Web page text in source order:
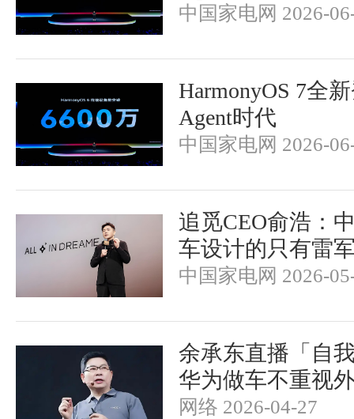
中国家电网 2026-
HarmonyOS 7全
Agent时代
中国家电网 2026-
追觅CEO俞浩：
车设计的只有雷
中国家电网 2026-
余承东直播「自
华为做车不重视
网络 2026-04-27